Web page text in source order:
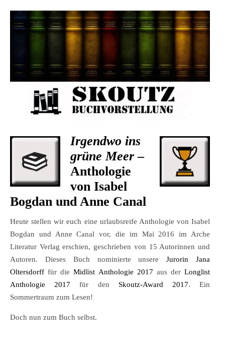
Irgendwo ins
grüne Meer–
Anthologie
von Isabel
Bogdan und Anne Canal
Heute stellen wir euch eine urlaubsreife Anthologie von Isabel
Bogdan und Anne Canal vor, die im Mai 2016 im Arche
Literatur Verlag erschien, geschrieben von 15 Autorinnen und
Autoren. Dieses Buch nominierte unsereJurorin Jana
Oltersdorff für dieMidlist Anthologie 2017 aus der Longlist
Anthologie 2017 für den Skoutz-Award 2017. Ein
Sommertraum zum Lesen!
Doch nun zum Buch selbst.